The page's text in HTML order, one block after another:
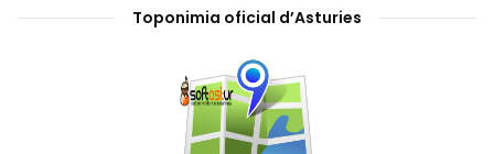
Toponimia oficial d’Asturies